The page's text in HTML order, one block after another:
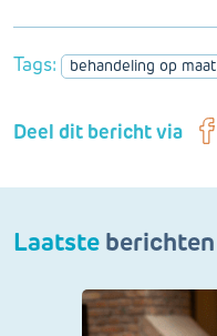
Tags: behandeling op maat
Deel dit bericht via
Laatste berichten